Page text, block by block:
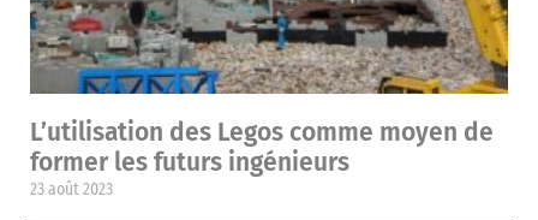
L’utilisation des Legos comme moyen de
former les futurs ingénieurs
23 août 2023